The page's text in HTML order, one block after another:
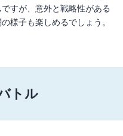
すが、意外と戦略性がある
様子も楽しめるでしょう。
トル